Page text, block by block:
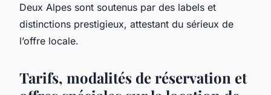
Deux Alpes sont soutenus par des labels et
distinctions prestigieux, attestant du sérieux de
l’offre locale.
Tarifs, modalités de réservation et